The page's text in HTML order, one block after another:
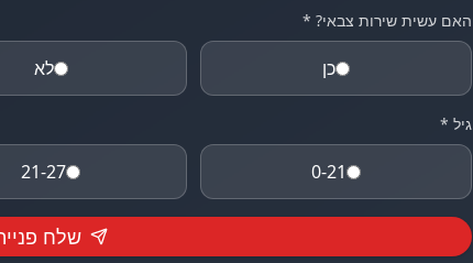
האם עשית שירות צבאי? *
כן לא
גיל *
0-21
21-27
שלח